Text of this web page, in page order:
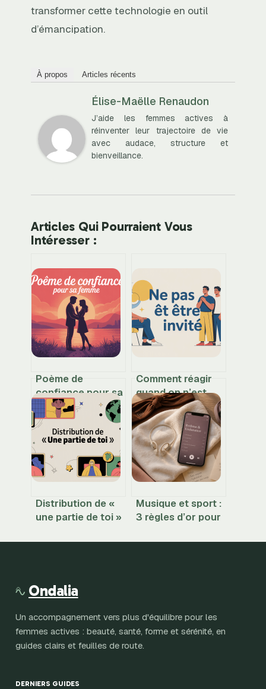
transformer cette technologie en outil
d’émancipation.
À propos Articles récents
Élise-Maëlle Renaudon
J’aide les femmes actives à
réinventer leur trajectoire de vie
avec audace, structure et
bienveillance.
Articles Qui Pourraient Vous
Intéresser :
Poème de
confiance pour sa
femme : mots
justes pour la
rassurer
Comment réagir
quand on n’est
pas invité sans se
faire du mal
Distribution de «
une partie de toi »
pourquoi cela
Musique et sport :
3 règles d’or pour
endurance et
Ondalia
Un accompagnement vers plus d'équilibre pour les
femmes actives : beauté, santé, forme et sérénité, en
guides clairs et feuilles de route.
DERNIERS GUIDES